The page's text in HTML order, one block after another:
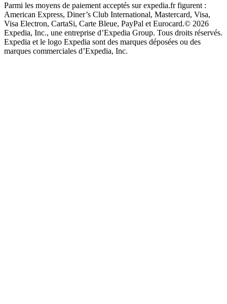
Parmi les moyens de paiement acceptés sur expedia.fr figurent :
American Express, Diner’s Club International, Mastercard, Visa,
Visa Electron, CartaSi, Carte Bleue, PayPal et Eurocard.© 2026
Expedia, Inc., une entreprise d’Expedia Group. Tous droits réservés.
Expedia et le logo Expedia sont des marques déposées ou des
marques commerciales d’Expedia, Inc.